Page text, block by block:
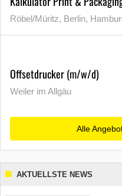
Röbel/Müritz, Berlin,
Offsetdrucker (m/w/d)
Weiler im Allgäu
Alle
AKTUELLSTE NEWS